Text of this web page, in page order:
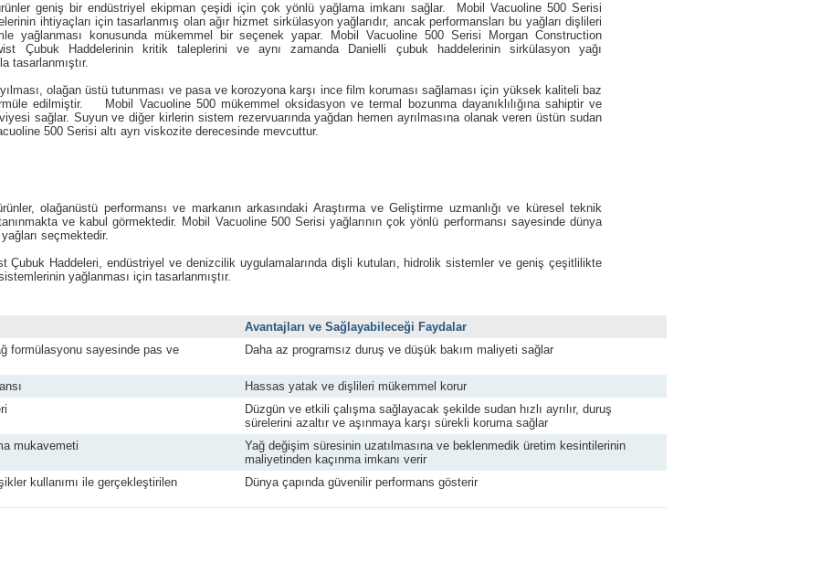
geniş bir endüstriyel ekipman çeşidi için çok yönlü yağlama imkanı sağlar. Mobil Vacuoline 500 Serisi
ihtiyaçları için tasarlanmış olan ağır hizmet sirkülasyon yağlarıdır, ancak performansları bu yağları dişlileri
yağlanması konusunda mükemmel bir seçenek yapar. Mobil Vacuoline 500 Serisi Morgan Construction
Çubuk Haddelerinin kritik taleplerini ve aynı zamanda Danielli çubuk haddelerinin sirkülasyon yağı
tasarlanmıştır.
olağan üstü tutunması ve pasa ve korozyona karşı ince film koruması sağlaması için yüksek kaliteli baz
edilmiştir. Mobil Vacuoline 500 mükemmel oksidasyon ve termal bozunma dayanıklılığına sahiptir ve
sağlar. Suyun ve diğer kirlerin sistem rezervuarında yağdan hemen ayrılmasına olanak veren üstün sudan
500 Serisi altı ayrı viskozite derecesinde mevcuttur.
olağanüstü performansı ve markanın arkasındaki Araştırma ve Geliştirme uzmanlığı ve küresel teknik
ve kabul görmektedir. Mobil Vacuoline 500 Serisi yağlarının çok yönlü performansı sayesinde dünya
seçmektedir.
Çubuk Haddeleri, endüstriyel ve denizcilik uygulamalarında dişli kutuları, hidrolik sistemler ve geniş çeşitlilikte
yağlanması için tasarlanmıştır.
Avantajları ve Sağlayabileceği Faydalar
formülasyonu sayesinde pas ve
Daha az programsız duruş ve düşük bakım maliyeti sağlar
Hassas yatak ve dişlileri mükemmel korur
Düzgün ve etkili çalışma sağlayacak şekilde sudan hızlı ayrılır, duruş
sürelerini azaltır ve aşınmaya karşı sürekli koruma sağlar
mukavemeti
Yağ değişim süresinin uzatılmasına ve beklenmedik üretim kesintilerinin
maliyetinden kaçınma imkanı verir
kullanımı ile gerçekleştirilen
Dünya çapında güvenilir performans gösterir